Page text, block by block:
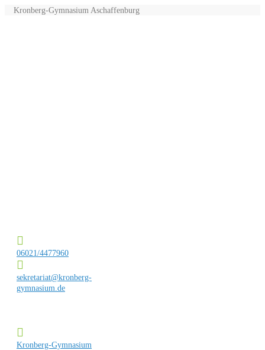
Kronberg-Gymnasium Aschaffenburg
06021/4477960
sekretariat@kronberg-
gymnasium.de
Kronberg-Gymnasium